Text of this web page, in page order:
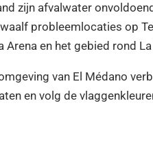
zijn afvalwater
probleemlocaties op
en het gebied rond
van El Médano
en volg de